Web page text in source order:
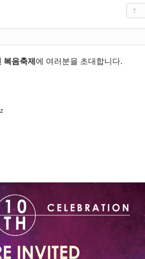
?
복음축제 에 여러분을 초대합니다.